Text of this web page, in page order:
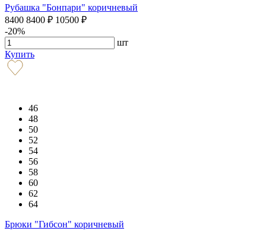
Рубашка "Бонпари" коричневый
8400 8400 ₽ 10500 ₽
-20%
шт
Купить
46
48
50
52
54
56
58
60
62
64
Брюки "Гибсон" коричневый